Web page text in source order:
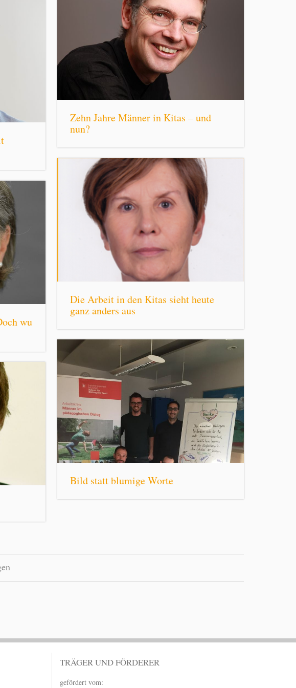
Zehn Jahre Männer in Kitas – und
nun?
Die Arbeit in den Kitas sieht heute
ganz anders aus
wu
Bild statt blumige Worte
TRÄGER UND FÖRDERER
gefördert vom: